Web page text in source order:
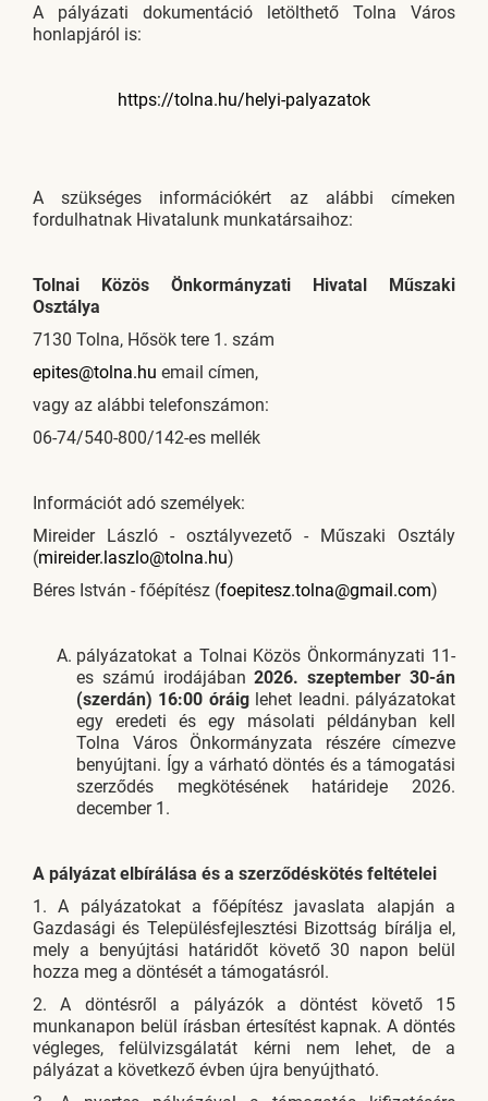
A pályázati dokumentáció letölthető Tolna Város
honlapjáról is:
https://tolna.hu/helyi-palyazatok
A szükséges információkért az alábbi címeken
fordulhatnak Hivatalunk munkatársaihoz:
Tolnai Közös Önkormányzati Hivatal Műszaki
Osztálya
7130 Tolna, Hősök tere 1. szám
epites@tolna.hu email címen,
vagy az alábbi telefonszámon:
06-74/540-800/142-es mellék
Információt adó személyek:
Mireider László - osztályvezető - Műszaki Osztály
(mireider.laszlo@tolna.hu)
Béres István - főépítész (foepitesz.tolna@gmail.com)
pályázatokat a Tolnai Közös Önkormányzati 11-
es számú irodájában2026. szeptember 30-án
(szerdán) 16:00 óráiglehet leadni. pályázatokat
egy eredeti és egy másolati példányban kell
Tolna Város Önkormányzata részére címezve
benyújtani. Így a várható döntés és a támogatási
szerződés megkötésének határideje 2026.
december 1.
A pályázat elbírálása és a szerződéskötés feltételei
1. A pályázatokat a főépítész javaslata alapján a
Gazdasági és Településfejlesztési Bizottság bírálja el,
mely a benyújtási határidőt követő 30 napon belül
hozza meg a döntését a támogatásról.
2. A döntésről a pályázók a döntést követő 15
munkanapon belül írásban értesítést kapnak. A döntés
végleges, felülvizsgálatát kérni nem lehet, de a
pályázat a következő évben újra benyújtható.